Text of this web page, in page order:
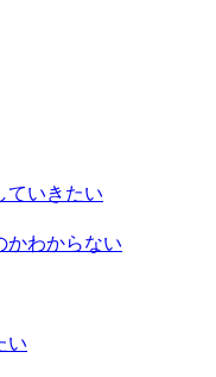
ていきたい
かわからない
い